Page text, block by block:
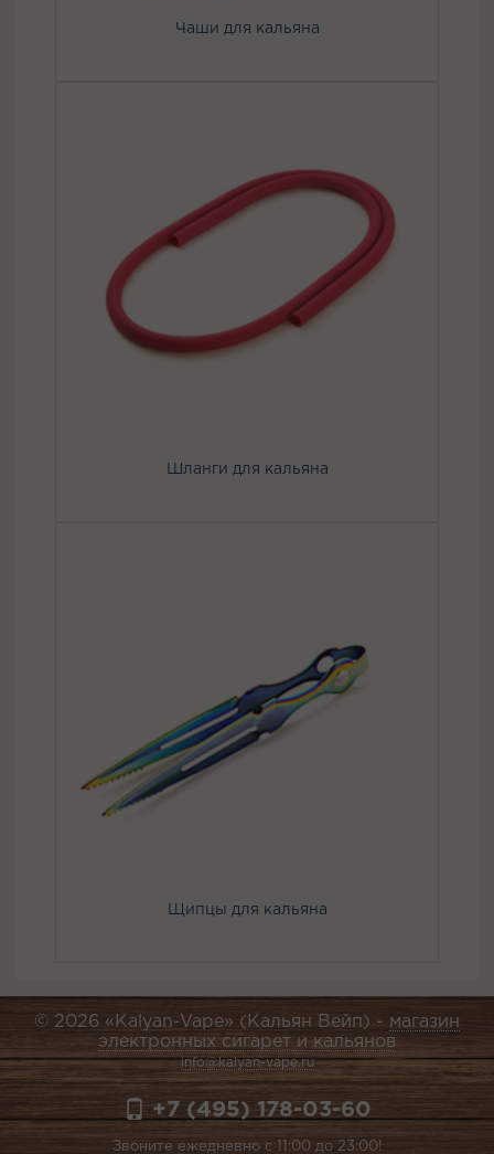
Чаши для кальяна
Шланги для кальяна
Щипцы для кальяна
© 2026 «Kalyan-Vape» (Кальян Вейп) - магазин
электронных сигарет и кальянов
info@kalyan-vape.ru
+7 (495) 178-03-60
Звоните ежедневно с 11:00 до 23:00!